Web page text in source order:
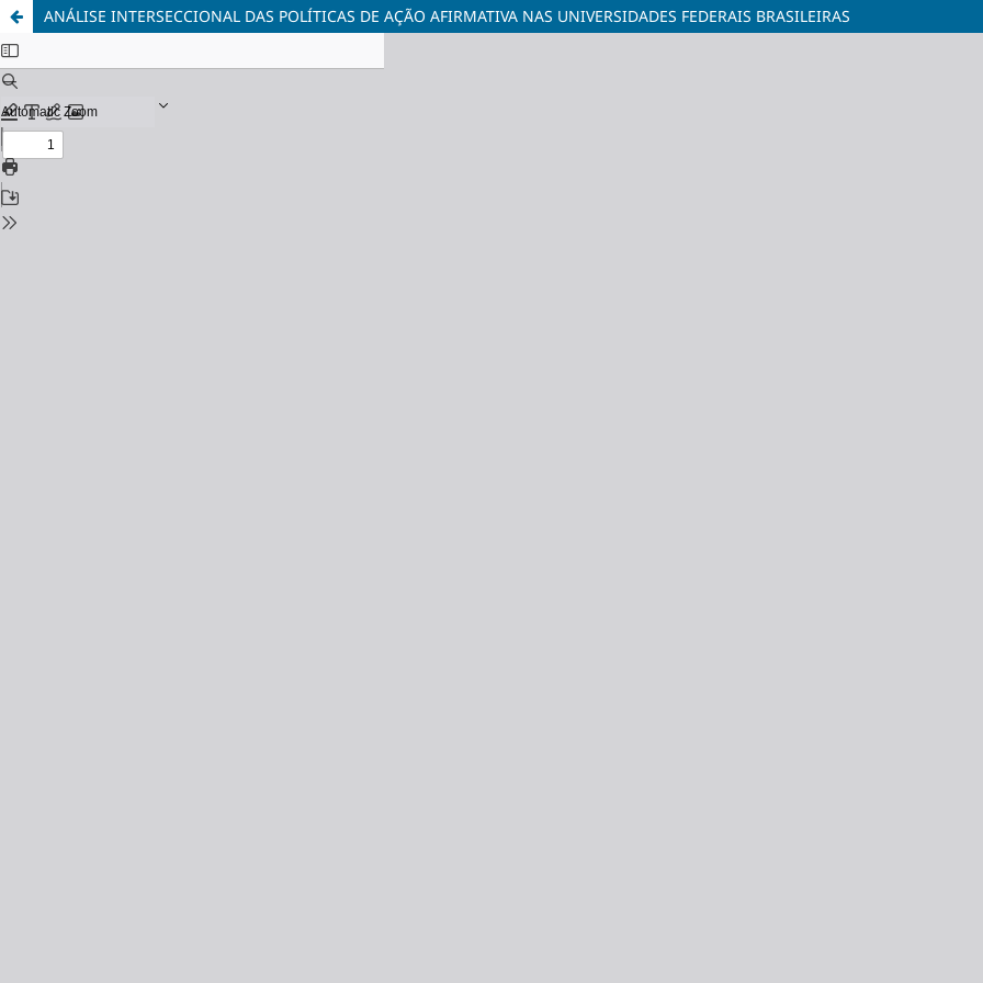
ANÁLISE INTERSECCIONAL DAS POLÍTICAS DE AÇÃO AFIRMATIVA NAS UNIVERSIDADES FEDERAIS BRASILEIRAS